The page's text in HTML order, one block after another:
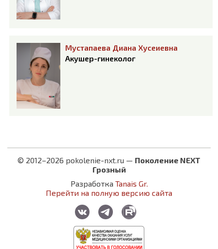
Мустапаева Диана Хусеиевна
Акушер-гинеколог
© 2012–2026 pokolenie-nxt.ru — Поколение NEXT
Грозный
Разработка Tanais Gr.
Перейти на полную версию сайта